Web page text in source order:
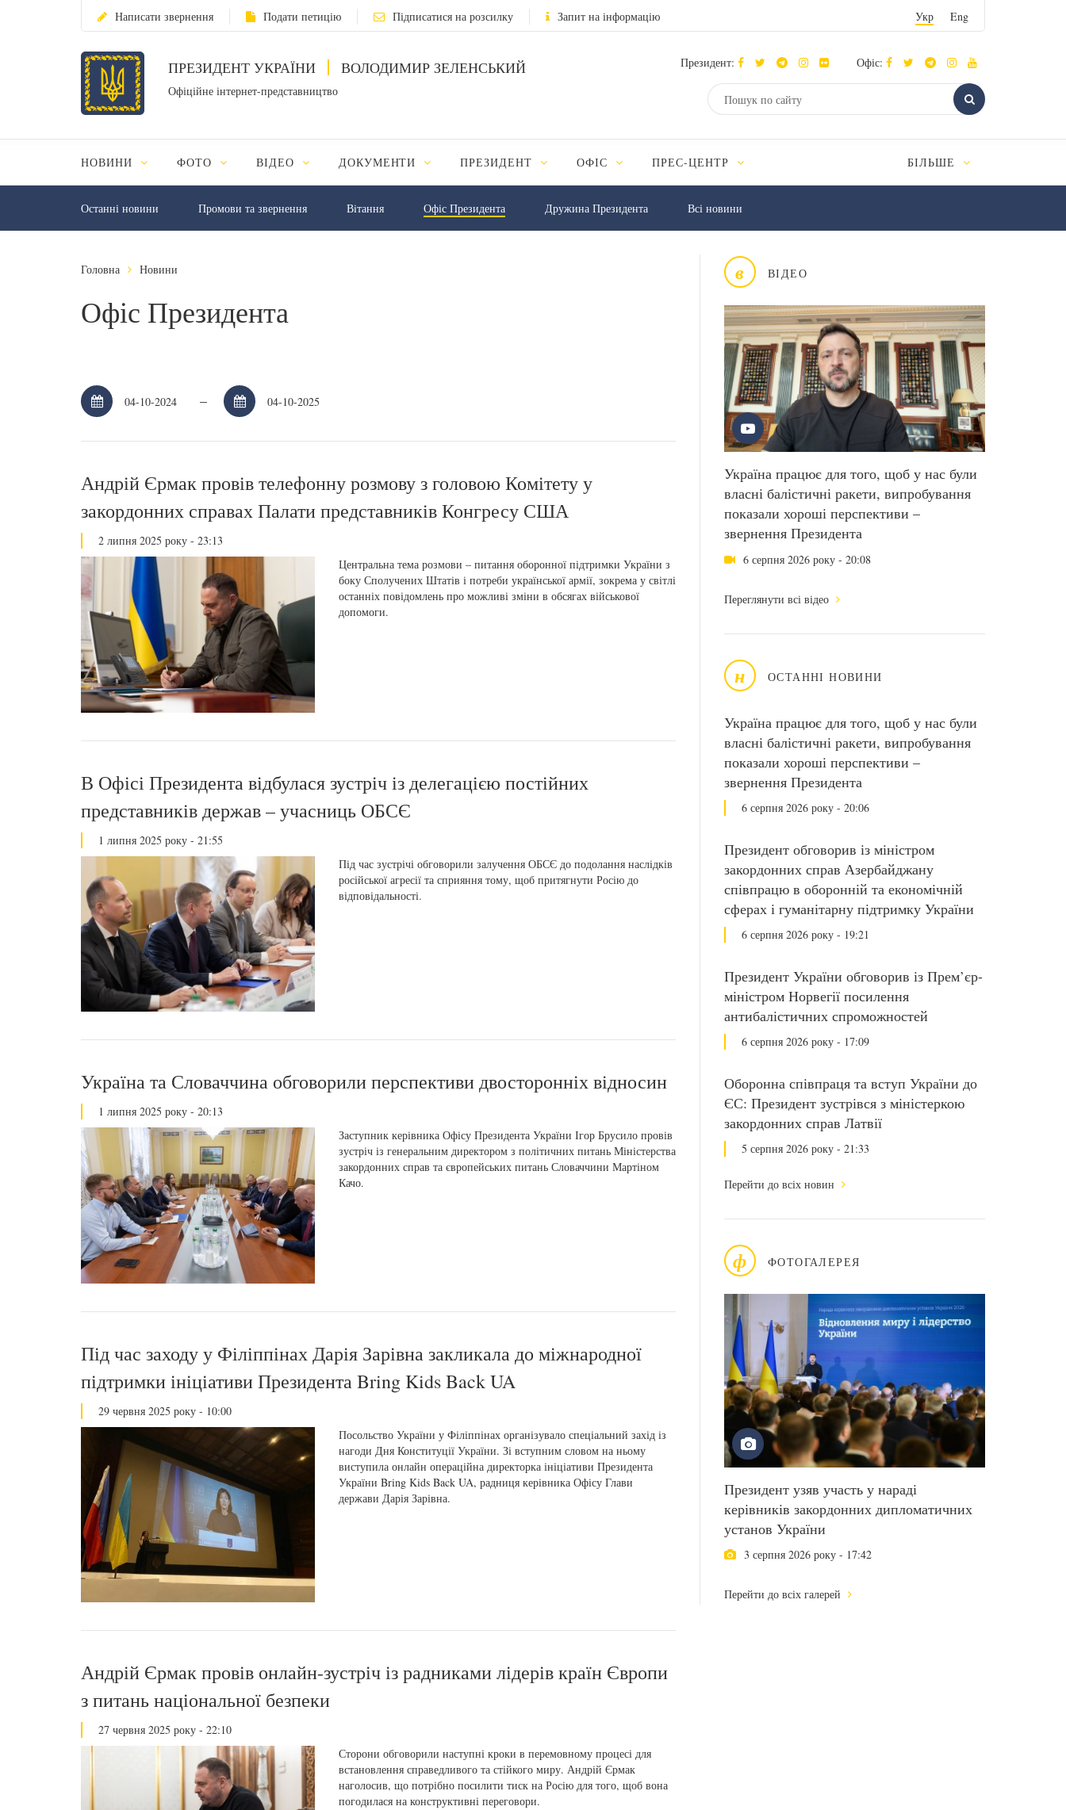
Написати звернення Подати петицію Підписатися на розсилку Запит на інформацію Укр Eng
ПРЕЗИДЕНТ УКРАЇНИ ВОЛОДИМИР ЗЕЛЕНСЬКИЙ
Офіційне інтернет-представництво
Президент: Офіс:
НОВИНИ ФОТО ВІДЕО ДОКУМЕНТИ ПРЕЗИДЕНТ ОФІС ПРЕС-ЦЕНТР БІЛЬШЕ
Останні новини Промови та звернення Вiтання Офіс Президента Дружина Президента Всі новини
в ВІДЕО
Україна працює для того, щоб у нас були
власні балістичні ракети, випробування
показали хороші перспективи –
звернення Президента
6 серпня 2026 року - 20:08
Переглянути всі відео
н ОСТАННІ НОВИНИ
Україна працює для того, щоб у нас були
власні балістичні ракети, випробування
показали хороші перспективи –
звернення Президента
6 серпня 2026 року - 20:06
Президент обговорив із міністром
закордонних справ Азербайджану
співпрацю в оборонній та економічній
сферах і гуманітарну підтримку України
6 серпня 2026 року - 19:21
Президент України обговорив із Прем’єр-
міністром Норвегії посилення
антибалістичних спроможностей
6 серпня 2026 року - 17:09
Оборонна співпраця та вступ України до
ЄС: Президент зустрівся з міністеркою
закордонних справ Латвії
5 серпня 2026 року - 21:33
Перейти до всіх новин
ф ФОТОГАЛЕРЕЯ
Президент узяв участь у нараді
керівників закордонних дипломатичних
установ України
3 серпня 2026 року - 17:42
Перейти до всіх галерей
Головна Новини
Офіс Президента
–
Андрій Єрмак провів телефонну розмову з головою Комітету у
закордонних справах Палати представників Конгресу США
2 липня 2025 року - 23:13
Центральна тема розмови – питання оборонної підтримки України з
боку Сполучених Штатів і потреби української армії, зокрема у світлі
останніх повідомлень про можливі зміни в обсягах військової
допомоги.
В Офісі Президента відбулася зустріч із делегацією постійних
представників держав – учасниць ОБСЄ
1 липня 2025 року - 21:55
Під час зустрічі обговорили залучення ОБСЄ до подолання наслідків
російської агресії та сприяння тому, щоб притягнути Росію до
відповідальності.
Україна та Словаччина обговорили перспективи двосторонніх відносин
1 липня 2025 року - 20:13
Заступник керівника Офісу Президента України Ігор Брусило провів
зустріч із генеральним директором з політичних питань Міністерства
закордонних справ та європейських питань Словаччини Мартіном
Качо.
Під час заходу у Філіппінах Дарія Зарівна закликала до міжнародної
підтримки ініціативи Президента Bring Kids Back UA
29 червня 2025 року - 10:00
Посольство України у Філіппінах організувало спеціальний захід із
нагоди Дня Конституції України. Зі вступним словом на ньому
виступила онлайн операційна директорка ініціативи Президента
України Bring Kids Back UA, радниця керівника Офісу Глави
держави Дарія Зарівна.
Андрій Єрмак провів онлайн-зустріч із радниками лідерів країн Європи
з питань національної безпеки
27 червня 2025 року - 22:10
Сторони обговорили наступні кроки в перемовному процесі для
встановлення справедливого та стійкого миру. Андрій Єрмак
наголосив, що потрібно посилити тиск на Росію для того, щоб вона
погодилася на конструктивні переговори.